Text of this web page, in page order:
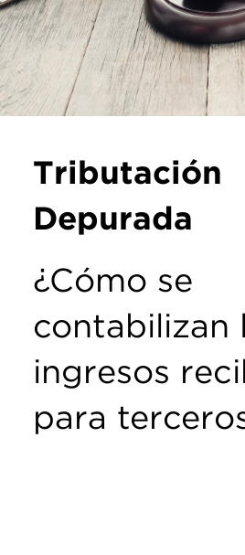
Tributación
Depurada
¿Cómo se
contabilizan
ingresos
para